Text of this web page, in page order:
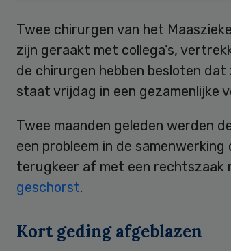
Twee chirurgen van het
zijn geraakt met collega’s,
de chirurgen hebben besloten
staat vrijdag in een gezamenlijke
Twee maanden geleden werden
een probleem in de
terugkeer af met een rechtszaak
geschorst.
Kort geding afgeblazen